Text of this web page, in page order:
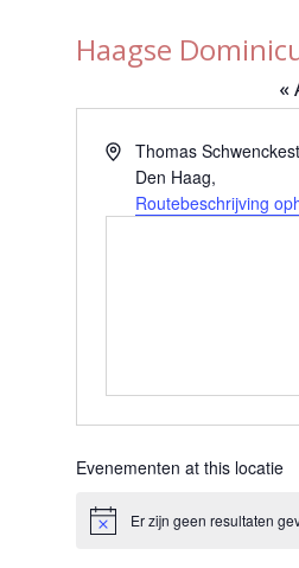
Haagse
«
AdresThomas
Den Haag,
Routebeschrijving
Evenementen at this locatie
BerichtEr zijn geen resultaten